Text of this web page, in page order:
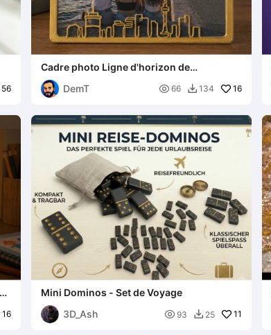
56
Cadre photo Ligne d'horizon de
Thessalonique (10x15cm) – Modèle 3D
minimaliste
DemT  66  134 16
16
Mini Dominos - Set de Voyage
3D_Ash
 93  25 11